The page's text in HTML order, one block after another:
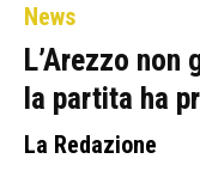
News
L’Arezzo non
la partita ha
La Redazione